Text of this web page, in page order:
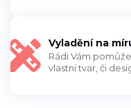
Vyladění na
Rádi Vám
vlastní tvar, či